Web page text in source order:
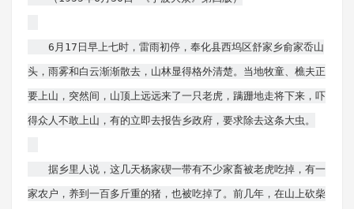
6月17日早上七时，雷雨初停，奉化县西坞区舒家乡俞家岙山
头，雨雾和白云渐渐散去，山林显得格外清楚。当地牧童、樵夫正
要上山，突然间，山顶上远远来了一只老虎，蹒跚地走将下来，吓
得众人不敢上山，有的立即去报告乡政府，要求除去这条大虫。
据乡里人说，这几天杨家碶一带有不少家畜被老虎吃掉，有一
家农户，养到一百多斤重的猪，也被吃掉了。前几年，在山上砍柴